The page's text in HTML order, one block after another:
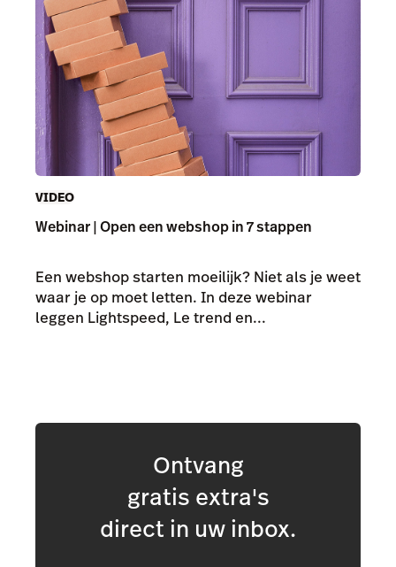
VIDEO
Webinar | Open een webshop in 7 stappen
Een webshop starten moeilijk? Niet als je weet
waar je op moet letten. In deze webinar
leggen Lightspeed, Le trend en...
Ontvang
gratis extra's
direct in uw inbox.